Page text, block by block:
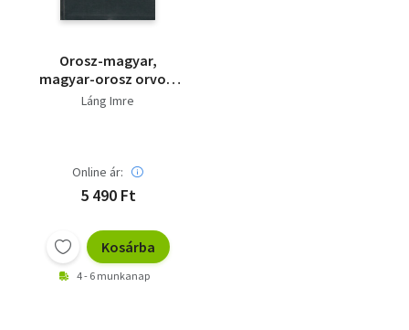
Társadalomtudomány
Természettudomány
Orosz-magyar,
magyar-orosz orvosi
szótár
Láng Imre
Online ár:
5 490 Ft
Kosárba
4 - 6 munkanap